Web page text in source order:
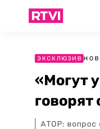
ЭКСКЛЮЗИВ
«Могут
говорят
АТОР: вопрос